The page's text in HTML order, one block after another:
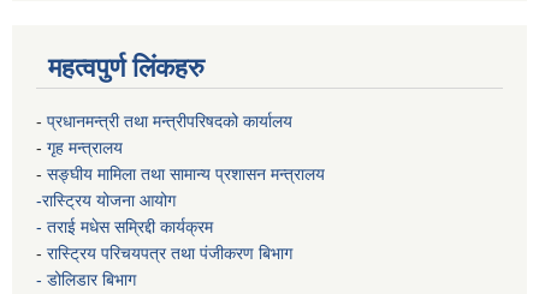
महत्वपुर्ण लिंकहरु
- प्रधानमन्त्री तथा मन्त्रीपरिषदको कार्यालय
- गृह मन्त्रालय
- सङ्घीय मामिला तथा सामान्य प्रशासन मन्त्रालय
-रास्ट्रिय योजना आयोग
- तराई मधेस सम्रिद्दी कार्यक्रम
- रास्ट्रिय परिचयपत्र तथा पंजीकरण बिभाग
- डोलिडार बिभाग